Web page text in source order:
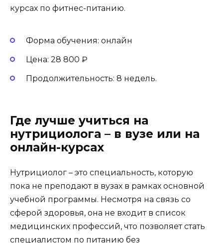
курсах по фитнес-питанию.
Форма обучения: онлайн
Цена: 28 800 ₽
Продолжительность: 8 недель.
Где лучше учиться на
нутрициолога – в вузе или на
онлайн-курсах
Нутрициолог – это специальность, которую
пока не преподают в вузах в рамках основной
учебной программы. Несмотря на связь со
сферой здоровья, она не входит в список
медицинских профессий, что позволяет стать
специалистом по питанию без